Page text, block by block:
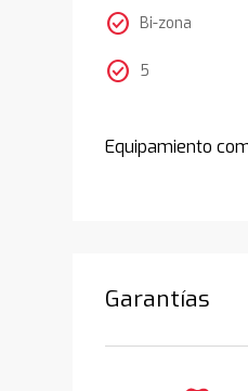
check_circle Bi-zona
check_circle 5
Equipamiento
Garantías